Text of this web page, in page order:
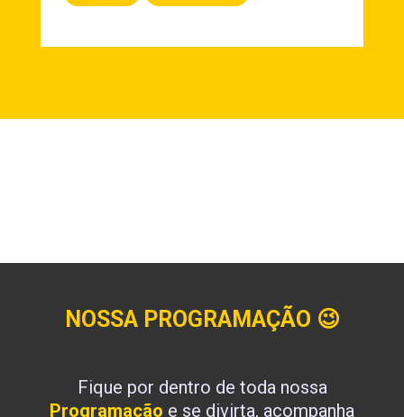
NOSSA PROGRAMAÇÃO 😉
Fique por dentro de toda nossa
Programação e se divirta, acompanha